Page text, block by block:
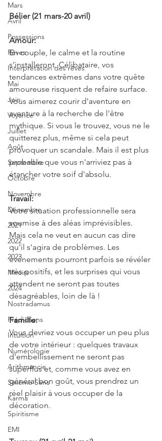
Mars
Avril
Possessions
Rêves
Interprétation des rêves
Mai
Juin
Voyance
Juillet
Août
Septembre
Octobre
Novembre
Décembre
2021
2022
2023
Miroirs
2024
Nostradamus
Prédictions
Intuition
Numérologie
Arithmancie
Sixième Sens
Karma
Spiritisme
EMI
Bélier (21 mars-20 avril)
Amour:
En couple, le calme et la routine
s'installeront. Célibataire, vos
tendances extrêmes dans votre quête
amoureuse risquent de refaire surface.
Vous aimerez courir d'aventure en
aventure à la recherche de l'être
mythique. Si vous le trouvez, vous ne le
quitterez plus, même si cela peut
provoquer un scandale. Mais il est plus
probable que vous n'arriviez pas à
étancher votre soif d'absolu.
Travail:
Votre situation professionnelle sera
soumise à des aléas imprévisibles.
Mais cela ne veut en aucun cas dire
qu'il s'agira de problèmes. Les
événements pourront parfois se révéler
très positifs, et les surprises qui vous
attendent ne seront pas toutes
désagréables, loin de là !
Famille:
Vous devriez vous occuper un peu plus
de votre intérieur : quelques travaux
d'embellissement ne seront pas
superflus et, comme vous avez en
général bon goût, vous prendrez un
réel plaisir à vous occuper de la
décoration.